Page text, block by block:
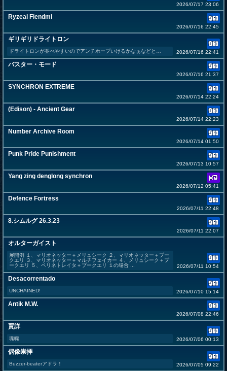
2026/07/17 23:06
Ryzeal Fiendmi
2026/07/16 22:45
ギリギリドライトロン
ドライトロンが並べやすいのでアンチホープいけるかなぁなどと… 2026/07/16 22:41
バスター・モード
2026/07/16 21:37
SYNCHRON EXTREME
2026/07/14 22:24
(Edison) - Ancient Gear
2026/07/14 22:23
Number Archive Room
2026/07/14 01:50
Punk Pride Punishment
2026/07/13 10:57
Yang zing denglong synchron
2026/07/12 05:41
Defence Fortress
2026/07/11 22:48
8.シムルグ 26.3.23
2026/07/11 22:07
オルターガイスト
展開例 １、マリオネッター＋メリュシーク ２、マリオネッター＋プー
クエリ ３、マリオネッター＋マルチフェイカー ４、メリュシーク＋プ
ークエリ ５、ペリネトレイタ＋プークエリ １の場合 ...
2026/07/11 10:54
Desacorrentado
UNCHAINED! 2026/07/10 15:14
Antik M.W.
2026/07/08 22:46
賈詳
魂魄 2026/07/06 00:13
偶像崇拝
Buzzer-beaterアドラ！ 2026/07/05 09:22